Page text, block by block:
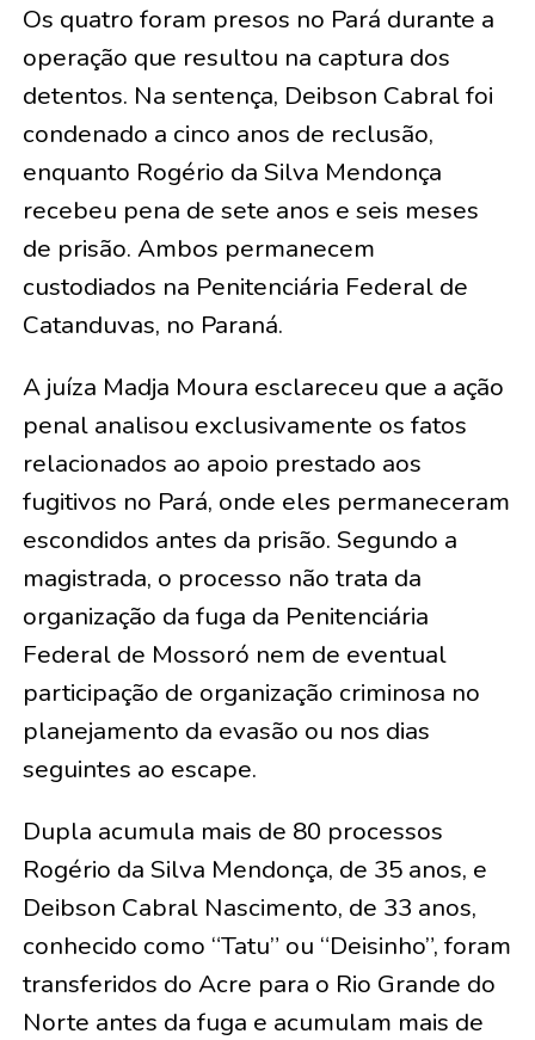
Os quatro foram presos no Pará durante a
operação que resultou na captura dos
detentos. Na sentença, Deibson Cabral foi
condenado a cinco anos de reclusão,
enquanto Rogério da Silva Mendonça
recebeu pena de sete anos e seis meses
de prisão. Ambos permanecem
custodiados na Penitenciária Federal de
Catanduvas, no Paraná.
A juíza Madja Moura esclareceu que a ação
penal analisou exclusivamente os fatos
relacionados ao apoio prestado aos
fugitivos no Pará, onde eles permaneceram
escondidos antes da prisão. Segundo a
magistrada, o processo não trata da
organização da fuga da Penitenciária
Federal de Mossoró nem de eventual
participação de organização criminosa no
planejamento da evasão ou nos dias
seguintes ao escape.
Dupla acumula mais de 80 processos
Rogério da Silva Mendonça, de 35 anos, e
Deibson Cabral Nascimento, de 33 anos,
conhecido como “Tatu” ou “Deisinho”, foram
transferidos do Acre para o Rio Grande do
Norte antes da fuga e acumulam mais de